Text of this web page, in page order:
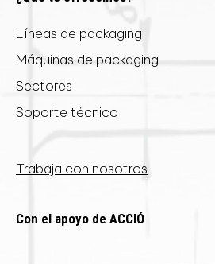
Líneas de packaging
Máquinas de packaging
Sectores
Soporte técnico
Trabaja con nosotros
Con el apoyo de ACCIÓ